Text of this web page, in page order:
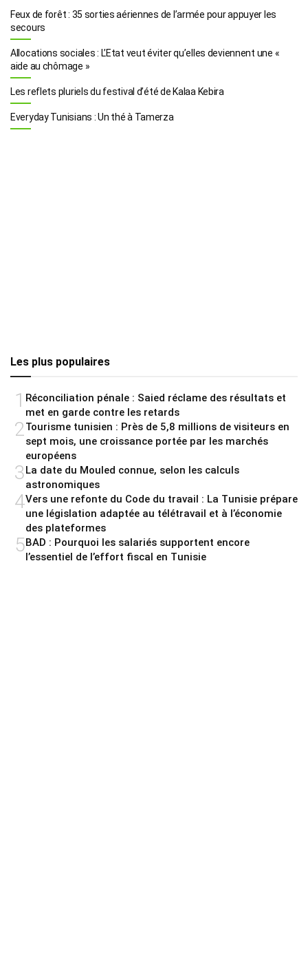
Feux de forêt : 35 sorties aériennes de l’armée pour appuyer les
secours
Allocations sociales : L’Etat veut éviter qu’elles deviennent une «
aide au chômage »
Les reflets pluriels du festival d’été de Kalaa Kebira
Everyday Tunisians : Un thé à Tamerza
Les plus populaires
1 Réconciliation pénale : Saied réclame des résultats et
met en garde contre les retards
2Tourisme tunisien : Près de 5,8 millions de visiteurs en
sept mois, une croissance portée par les marchés
européens
3La date du Mouled connue, selon les calculs
astronomiques
4Vers une refonte du Code du travail : La Tunisie prépare
une législation adaptée au télétravail et à l’économie
des plateformes
5BAD : Pourquoi les salariés supportent encore
l’essentiel de l’effort fiscal en Tunisie